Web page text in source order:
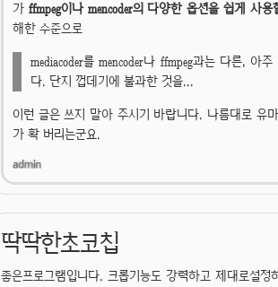
가 ffmpeg이나 mencoder의 다양한 옵션을 쉽게 사
해한 수준으로
mediacoder를 mencoder나 ffmpeg과는 다른, 아
다. 단지 껍데기에 불과한 것을...
이런 글은 쓰지 말아 주시기 바랍니다. 나름대로 유
가 확 버리는군요.
딱딱한초코칩
좋은프로그램입니다. 크롭기능도 강력하고 제대로설